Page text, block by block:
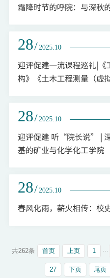
霜降时节的呼院：与深秋
28/ 2025.10
迎评促建一流课程巡礼|
构》《土木工程测量（虚
28/ 2025.10
迎评促建 听“院长说” |
基的矿业与化学化工学院
28/ 2025.10
春风化雨，薪火相传：校
共262条 首页 上页 1
27 下页 尾页